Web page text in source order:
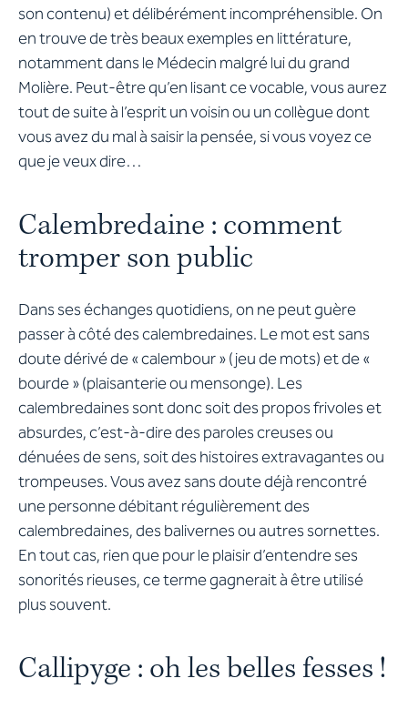
son contenu) et délibérément incompréhensible. On
en trouve de très beaux exemples en littérature,
notamment dans le Médecin malgré lui du grand
Molière. Peut-être qu’en lisant ce vocable, vous aurez
tout de suite à l’esprit un voisin ou un collègue dont
vous avez du mal à saisir la pensée, si vous voyez ce
que je veux dire…
Calembredaine : comment
tromper son public
Dans ses échanges quotidiens, on ne peut guère
passer à côté des calembredaines. Le mot est sans
doute dérivé de « calembour » (jeu de mots) et de «
bourde » (plaisanterie ou mensonge). Les
calembredaines sont donc soit des propos frivoles et
absurdes, c’est-à-dire des paroles creuses ou
dénuées de sens, soit des histoires extravagantes ou
trompeuses. Vous avez sans doute déjà rencontré
une personne débitant régulièrement des
calembredaines, des balivernes ou autres sornettes.
En tout cas, rien que pour le plaisir d’entendre ses
sonorités rieuses, ce terme gagnerait à être utilisé
plus souvent.
Callipyge : oh les belles fesses !